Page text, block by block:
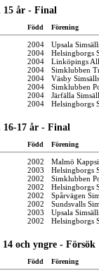
år - Final
Född Förening
2004
Upsala
2004
Helsingborgs
2004
Linköpings
2004
Simklubben
2004
Väsby
2004
Simklubben
2004
Järfälla
2004 Helsingborgs
17 år - Final
Född Förening
2002
Malmö
2003
Helsingborgs
2002
Simklubben
2002
Helsingborgs
2002
Spårvägen
2002
Sundsvalls
2003
Upsala
2002 Helsingborgs
och yngre - Försök
Född Förening